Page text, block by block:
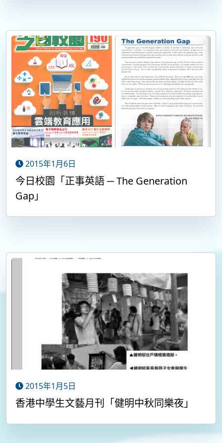
2015年1月6日
今日校園「正事英語 ─ The Generation
Gap」
2015年1月5日
香港中學生文藝月刊「健明中秋同樂夜」